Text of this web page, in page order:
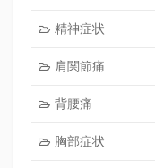
精神症状
肩関節痛
背腰痛
胸部症状